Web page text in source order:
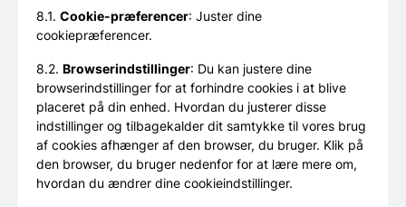
8.1. Cookie-præferencer: Juster dine
cookiepræferencer.
8.2. Browserindstillinger: Du kan justere dine
browserindstillinger for at forhindre cookies i at blive
placeret på din enhed. Hvordan du justerer disse
indstillinger og tilbagekalder dit samtykke til vores brug
af cookies afhænger af den browser, du bruger. Klik på
den browser, du bruger nedenfor for at lære mere om,
hvordan du ændrer dine cookieindstillinger.